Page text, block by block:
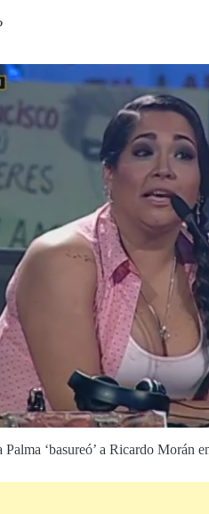
Palma ‘basureó’ a Ricardo Morán